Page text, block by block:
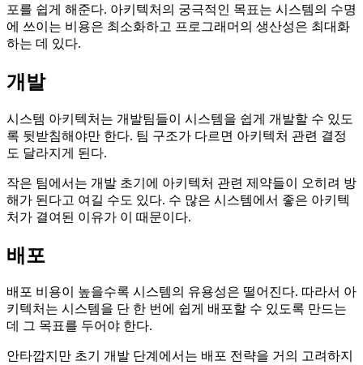
포를 쉽게 해준다. 아키텍처의 궁극적인 목표는 시스템의 수명
에 쓰이는 비용은 최소화하고 프로그래머의 생산성은 최대화
하는 데 있다.
개발
시스템 아키텍처는 개발팀들이 시스템을 쉽게 개발할 수 있도
록 뒷받침해야만 한다. 팀 구조가 다르면 아키텍처 관련 결정
도 달라지게 된다.
작은 팀에서는 개발 초기에 아키텍처 관련 제약들이 오히려 방
해가 된다고 여길 수도 있다. 수 많은 시스템에서 좋은 아키텍
처가 결여된 이유가 이 때문이다.
배포
배포 비용이 높을수록 시스템의 유용성은 떨어진다. 따라서 아
키텍처는 시스템을 단 한 번에 쉽게 배포할 수 있도록 만드는
데 그 목표를 두어야 한다.
안타깝지만 초기 개발 단계에서는 배포 전략을 거의 고려하지